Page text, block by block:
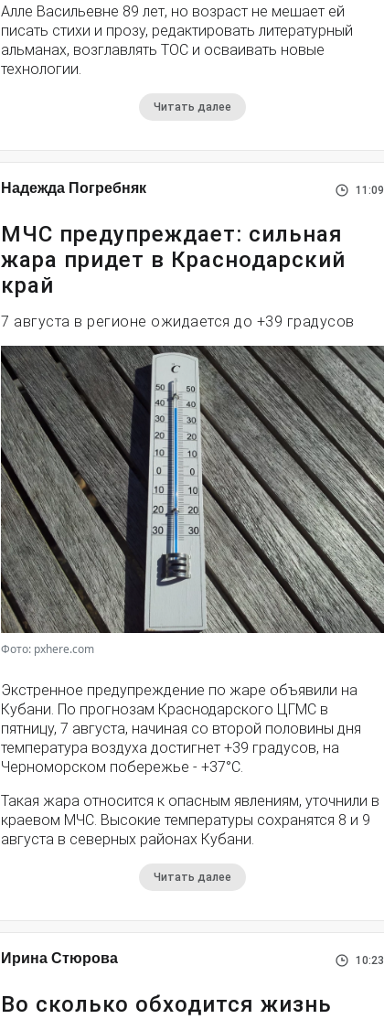
Алле Васильевне 89 лет, но возраст не мешает ей
писать стихи и прозу, редактировать литературный
альманах, возглавлять ТОС и осваивать новые
технологии.
Читать далее
Надежда Погребняк 11:09
МЧС предупреждает: сильная
жара придет в Краснодарский
край
7 августа в регионе ожидается до +39 градусов
Фото: pxhere.com
Экстренное предупреждение по жаре объявили на
Кубани. По прогнозам Краснодарского ЦГМС в
пятницу, 7 августа, начиная со второй половины дня
температура воздуха достигнет +39 градусов, на
Черноморском побережье - +37°­С.
Такая жара относится к опасным явлениям, уточнили в
краевом МЧС. Высокие температуры сохранятся 8 и 9
августа в северных районах Кубани.
Читать далее
Ирина Стюрова 10:23
Во сколько обходится жизнь